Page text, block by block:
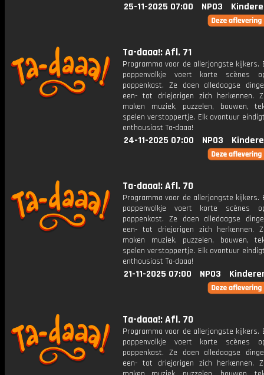
25-11-2025 07:00 NPO3
Ta-daaa!: Afl. 71
Programma voor de allerjongste kijkers.
poppenvolkje voert korte scènes
poppenkast. Ze doen alledaagse
een- tot driejarigen zich herkennen.
maken muziek, puzzelen, bouwen,
spelen verstoppertje. Elk avontuur
enthousiast Ta-daaa!
24-11-2025 07:00 NPO3
Ta-daaa!: Afl. 70
Programma voor de allerjongste kijkers.
poppenvolkje voert korte scènes
poppenkast. Ze doen alledaagse
een- tot driejarigen zich herkennen.
maken muziek, puzzelen, bouwen,
spelen verstoppertje. Elk avontuur
enthousiast Ta-daaa!
21-11-2025 07:00 NPO3
Ta-daaa!: Afl. 70
Programma voor de allerjongste kijkers.
poppenvolkje voert korte scènes
poppenkast. Ze doen alledaagse
een- tot driejarigen zich herkennen.